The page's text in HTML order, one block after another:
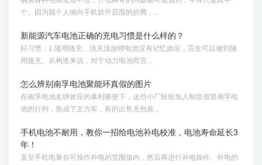
个。因为我个人倾向手机软件层面的折腾，...
新能源汽车电池正确的充电习惯是什么样的？
好习惯：1.随用随充、浅充浅放锂电池没有记忆效应，完全可以做到随
用随充。从构造来说，对于动力电池而言...
怎么辨别南孚电池聚能环真假的图片
在南孚电池名牌效应的暴利驱使下，这些小厂纷纷加入制造假冒南孚电
池的行列，形成了主力军，有的出售无包装...
手机电池不耐用，教你一招给电池补电校准，电池寿命延长3
年！
直至手机电量在可操作补电的范围值内，然后再进行补电操作。补电的